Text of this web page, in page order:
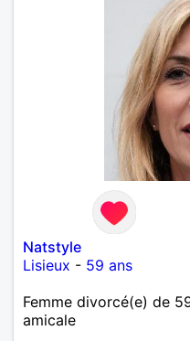
Natstyle
Lisieux - 59 ans
Femme divorcé(e) de
amicale